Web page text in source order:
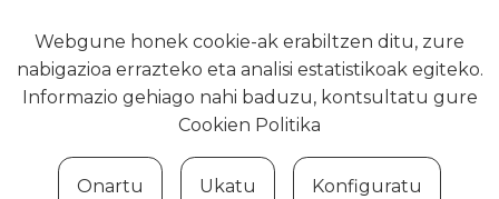
Usurbilgo Udala - Tel. 943 371951
Webgune honek cookie-ak erabiltzen ditu, zure
nabigazioa errazteko eta analisi estatistikoak egiteko.
Informazio gehiago nahi baduzu, kontsultatu gure
Cookien Politika
Onartu Ukatu Konfiguratu